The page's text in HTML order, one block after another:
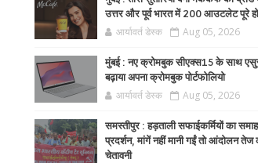
उत्तर और पूर्व भारत में 200 आउटलेट पूरे
आर्यावर्त डेस्क Aug 05, 2026
मुंबई : नए क्रोमबुक सीएक्स15 के साथ
बढ़ाया अपना क्रोमबुक पोर्टफोलियो
आर्यावर्त डेस्क Aug 05, 2026
समस्तीपुर : हड़ताली सफाईकर्मियों का
प्रदर्शन, मांगें नहीं मानी गईं तो आंदोलन
चेतावनी